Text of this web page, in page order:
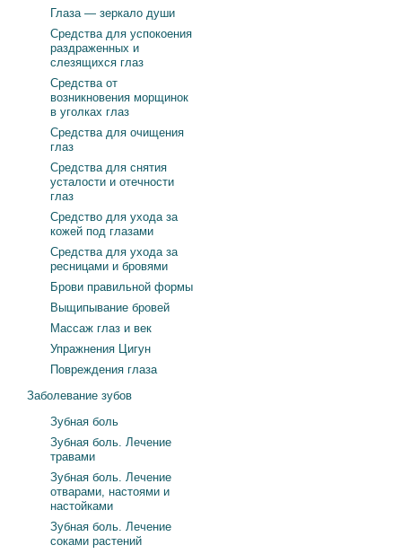
Глаза — зеркало души
Средства для успокоения
раздраженных и
слезящихся глаз
Средства от
возникновения морщинок
в уголках глаз
Средства для очищения
глаз
Средства для снятия
усталости и отечности
глаз
Средство для ухода за
кожей под глазами
Средства для ухода за
ресницами и бровями
Брови правильной формы
Выщипывание бровей
Массаж глаз и век
Упражнения Цигун
Повреждения глаза
Заболевание зубов
Зубная боль
Зубная боль. Лечение
травами
Зубная боль. Лечение
отварами, настоями и
настойками
Зубная боль. Лечение
соками растений